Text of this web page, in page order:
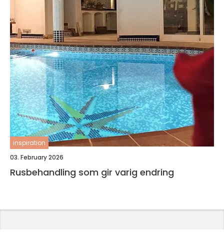
inspiration
03. February 2026
Rusbehandling som gir varig endring